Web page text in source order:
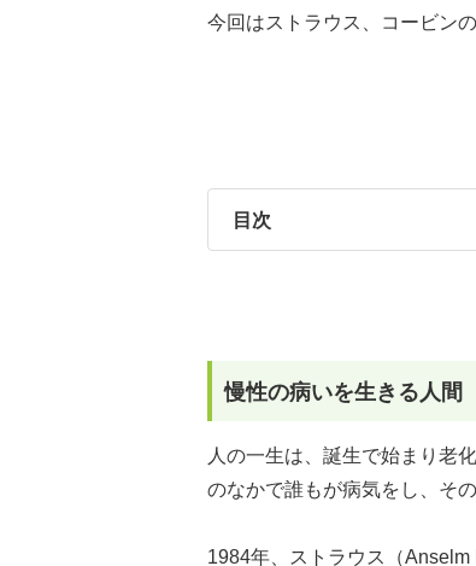
今回はストラウス、コービン
目次
慢性の病いを生きる人間
人の一生は、誕生で始まり老
のなかで誰もが病気をし、そ
1984年、ストラウス（